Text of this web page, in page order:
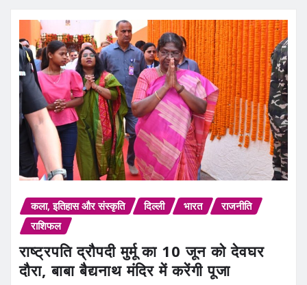
कला, इतिहास और संस्कृति दिल्ली भारत
राजनीति
राशिफल
राष्ट्रपति द्रौपदी मुर्मू का 10 जून को देवघर
दौरा, बाबा बैद्यनाथ मंदिर में करेंगी पूजा